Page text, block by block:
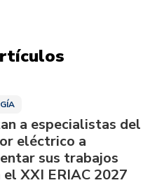
a especialistas del
eléctrico a
sus trabajos
el XXI ERIAC 2027